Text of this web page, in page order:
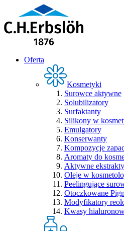
Oferta
Kosmetyki
Surowce aktywne
Solubilizatory
Surfaktanty
Silikony w
Emulgatory
Konserwanty
Kompozycje
Aromaty do
Aktywne
Oleje w
Peelingujące
Otoczkowane
Modyfikatory
Kwasy